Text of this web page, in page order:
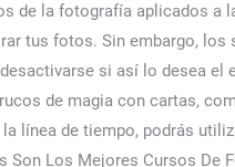
cómo te comportas en la web (y a mejorar, por lo tanto, tu experiencia de usuario). Yosjany Roig es médico general con Diplomado en Cuidados Intensivos y Post Grado en Medicina Ocupacional. Cada módulo incluye conferencias en video, así como ejercicios prácticos que permiten a los participantes poner en práctica sus nuevos conocimientos. Este curso gratis y online se llama «Aprende composición fotográfica con cualquier cámara», y es de la Web Tutellus. IMPORTANTE: ni me llevo comisión ni he conseguido un descuento para vosotros (lo siento, pero lo he intentado). Este taller será dirigido por la fotógrafa profesional Pilar Linares y tendrá lugar el martes 10 de agosto y el jueves 2 de agosto de 2021. Aplicativos gratuitos para iPhone, iPad e celulares e tablets Android. Fotografía con celulares (Cursos de Fotografía gratis) - YouTube 0:00 / 1:35 #Fotografía #CursoEnLínea Fotografía con celulares (Cursos de Fotografía gratis) 25,339. 555 pessoas compraram esse curso, → GrÃ¡tis: Acesso por 30 dias→ Premium: Acesso por 30 dias→ Ilimitado: Acesso por 1 ano (todos os cursos), Turma disponÃ­vel: 11/01/2023 Tu dirección de correo electrónico no será publicada. Somente o iPED consegue prestar um serviÃ§o com tanta qualidade e de graÃ§a. camas articuladas eléctricas Amazon, camas articuladas eléctricas de matrimonio, camas articuladas eléctricas baratas, camas articuladas eléctricas dobles. Tutorial gratuito 4,3 (5.434 calificaciones) 70.757 estudiantes 1 h 26 min de vídeo bajo demanda Creado por Ale Sánchez Medina Español Español [automático] Por otra parte, los